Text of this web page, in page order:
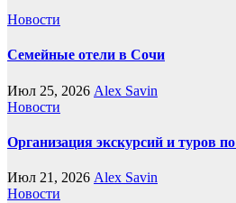
Новости
Семейные отели в Сочи
Июл 25, 2026 Alex Savin
Новости
Организация экскурсий и туров
Июл 21, 2026 Alex Savin
Новости